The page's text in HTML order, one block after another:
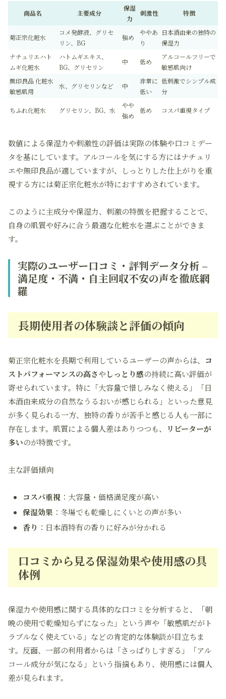
商品名 主要成分
保湿
力
刺激性 特徴
菊正宗化粧水
コメ発酵液、グリセ
リン、BG
強め
ややあ
り
日本酒由来の独特の
保湿力
ナチュリエハト
ムギ化粧水
ハトムギエキス、
BG、グリセリン
中 低め
アルコールフリーで
敏感肌向け
無印良品 化粧水
敏感肌用
水、グリセリンなど 中
非常に
低い
低刺激でシンプル成
分
ちふれ化粧水 グリセリン、BG、水
やや
強め
低め コスパ重視タイプ
数値による保湿力や刺激性の評価は実際の体験や口コミデー
タを基にしています。アルコールを気にする方にはナチュリ
エや無印良品が適していますが、しっとりした仕上がりを重
視する方には菊正宗化粧水が特におすすめされています。
このように主成分や保湿力、刺激の特徴を把握することで、
自身の肌質や好みに合う最適な化粧水を選ぶことができま
す。
実際のユーザー口コミ・評判データ分析 –
満足度・不満・自主回収不安の声を徹底網
羅
長期使用者の体験談と評価の傾向
菊正宗化粧水を長期で利用しているユーザーの声からは、 コ
ストパフォーマンスの高さやしっとり感の持続に高い評価が
寄せられています。特に「大容量で惜しみなく使える」「日
本酒由来成分の自然なうるおいが感じられる」といった意見
が多く見られる一方、独特の香りが苦手と感じる人も一部に
存在します。肌質による個人差はありつつも、
リピーターが
多いのが特徴です。
主な評価傾向
コスパ重視 ：大容量・価格満足度が高い
保湿効果 ：冬場でも乾燥しにくいとの声が多い
香り ：日本酒特有の香りに好みが分かれる
口コミから見る保湿効果や使用感の具
体例
保湿力や使用感に関する具体的な口コミを分析すると、「朝
晩の使用で乾燥知らずになった」という声や「敏感肌だがト
ラブルなく使えている」などの肯定的な体験談が目立ちま
す。反面、一部の利用者からは「さっぱりしすぎる」「アル
コール成分が気になる」という指摘もあり、使用感には個人
差が見られます。